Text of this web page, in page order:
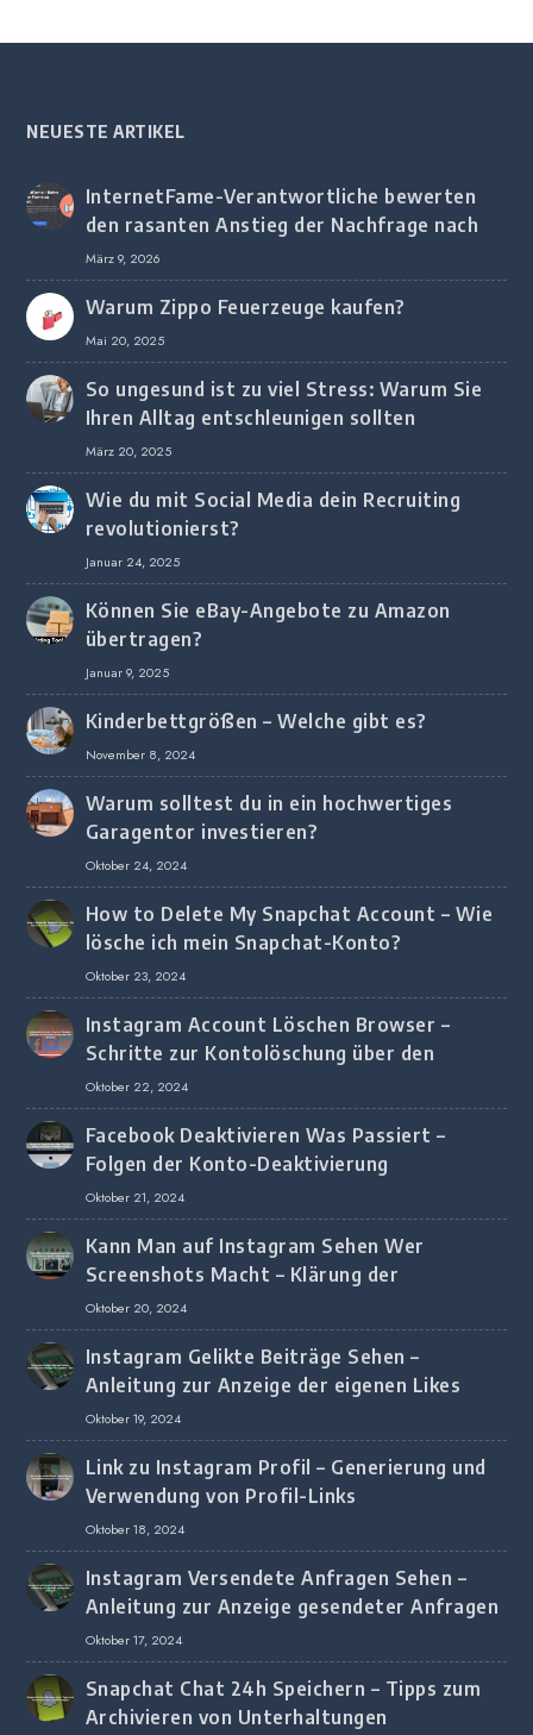
NEUESTE ARTIKEL
InternetFame-Verantwortliche bewerten
den rasanten Anstieg der Nachfrage nach
digitalem Marketing bei deutschen
Unternehmen
März 9, 2026
Warum Zippo Feuerzeuge kaufen?
Mai 20, 2025
So ungesund ist zu viel Stress: Warum Sie
Ihren Alltag entschleunigen sollten
März 20, 2025
Wie du mit Social Media dein Recruiting
revolutionierst?
Januar 24, 2025
Können Sie eBay-Angebote zu Amazon
übertragen?
Januar 9, 2025
Kinderbettgrößen – Welche gibt es?
November 8, 2024
Warum solltest du in ein hochwertiges
Garagentor investieren?
Oktober 24, 2024
How to Delete My Snapchat Account – Wie
lösche ich mein Snapchat-Konto?
Oktober 23, 2024
Instagram Account Löschen Browser –
Schritte zur Kontolöschung über den
Browser
Oktober 22, 2024
Facebook Deaktivieren Was Passiert –
Folgen der Konto-Deaktivierung
Oktober 21, 2024
Kann Man auf Instagram Sehen Wer
Screenshots Macht – Klärung der
Screenshot-Erkennung
Oktober 20, 2024
Instagram Gelikte Beiträge Sehen –
Anleitung zur Anzeige der eigenen Likes
Oktober 19, 2024
Link zu Instagram Profil – Generierung und
Verwendung von Profil-Links
Oktober 18, 2024
Instagram Versendete Anfragen Sehen –
Anleitung zur Anzeige gesendeter Anfragen
Oktober 17, 2024
Snapchat Chat 24h Speichern – Tipps zum
Archivieren von Unterhaltungen